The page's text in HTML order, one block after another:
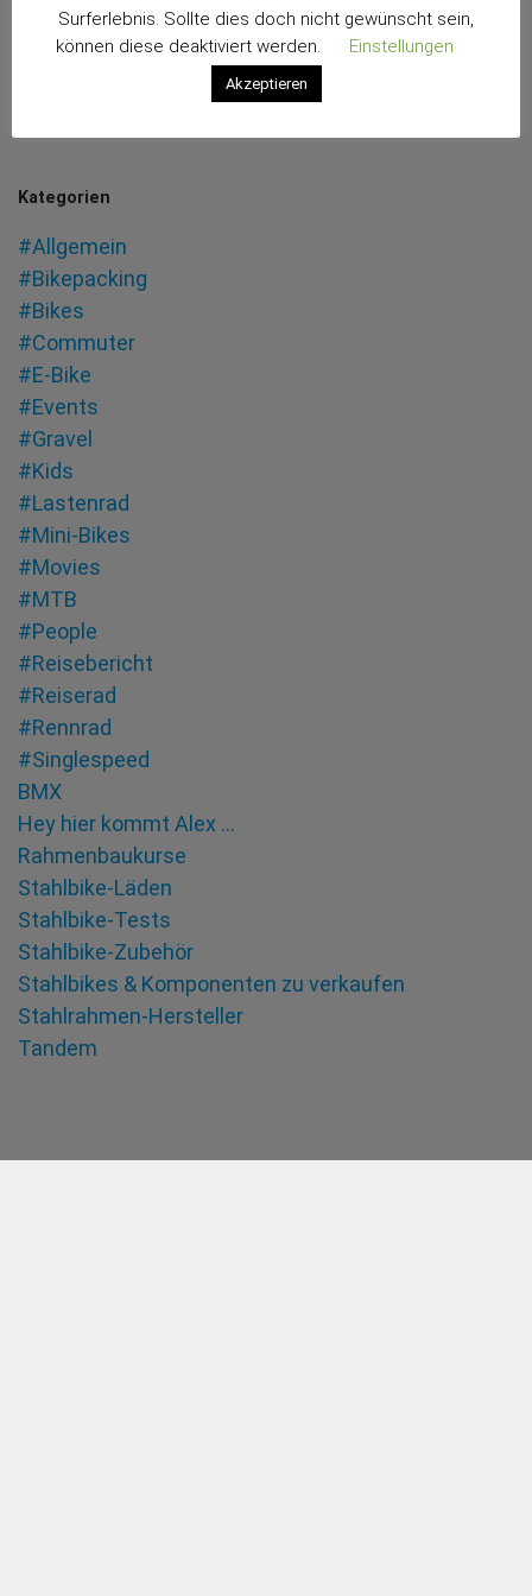
Kategorien
#Allgemein
#Bikepacking
#Bikes
#Commuter
#E-Bike
#Events
#Gravel
#Kids
#Lastenrad
#Mini-Bikes
#Movies
#MTB
#People
#Reisebericht
#Reiserad
#Rennrad
#Singlespeed
BMX
Hey hier kommt Alex …
Rahmenbaukurse
Stahlbike-Läden
Stahlbike-Tests
Stahlbike-Zubehör
Stahlbikes & Komponenten zu verkaufen
Stahlrahmen-Hersteller
Tandem
Speeduck
Vergangenheit, aber das ist auch nicht wirklich
schade.
Surferlebnis. Sollte dies doch nicht gewünscht sein,
können diese deaktiviert werden.
Einstellungen
Akzeptieren